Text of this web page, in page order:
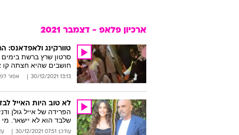
ארכיון פלאפ - דצמבר 2021
טוורקינג ולאפדאנס:
סרטון שרץ ברשת בימים
חושבים שהיא חצתה
13:13 30/12/2021 אסור
לא טוב היות האייל
הפרידה של אייל גולן
שלבד הוא לא יישאר.
עודכן: 07:51 30/12/2021